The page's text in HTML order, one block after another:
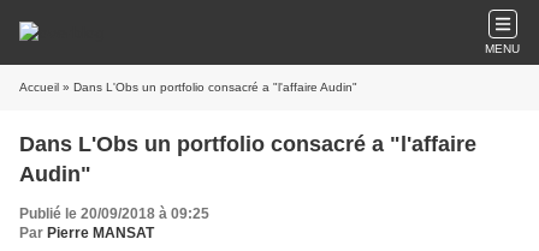
MENU
Accueil » Dans L'Obs un portfolio consacré a "l'affaire Audin"
Dans L'Obs un portfolio consacré a "l'affaire
Audin"
Publié le 20/09/2018 à 09:25
Par Pierre MANSAT